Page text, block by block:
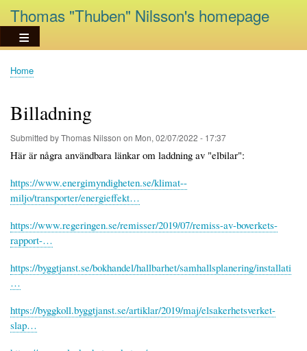
to
content
Thomas "Thuben" Nilsson's homepage
Breadcrumb
Home
Billadning
Submitted byThomas Nilsson on Mon, 02/07/2022 - 17:37
Här är några användbara länkar om laddning av "elbilar":
https://www.energimyndigheten.se/klimat--
miljo/transporter/energieffekt…
https://www.regeringen.se/remisser/2019/07/remiss-av-boverkets-
rapport-…
https://byggtjanst.se/bokhandel/hallbarhet/samhallsplanering/installati
…
https://byggkoll.byggtjanst.se/artiklar/2019/maj/elsakerhetsverket-
slap…